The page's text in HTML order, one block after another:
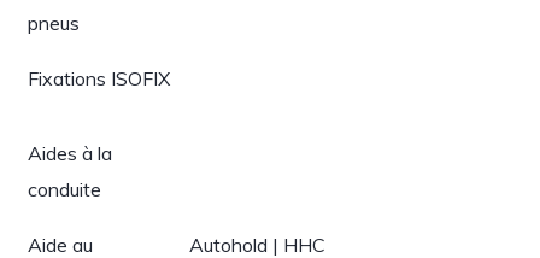
pneus
Fixations ISOFIX
Aides à la
conduite
Aide au
Autohold | HHC